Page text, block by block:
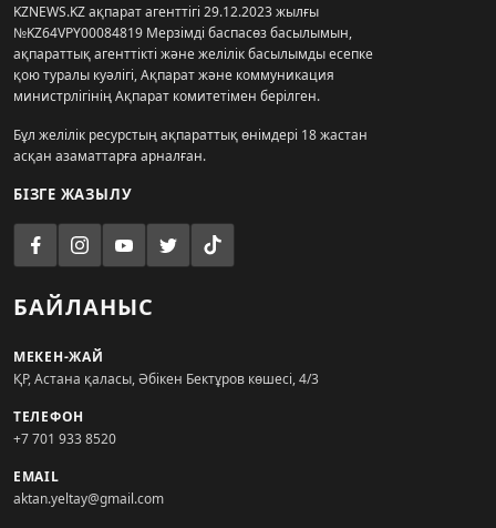
KZNEWS.KZ ақпарат агенттігі 29.12.2023 жылғы
№KZ64VPY00084819 Мерзімді баспасөз басылымын,
ақпараттық агенттікті және желілік басылымды есепке
қою туралы куәлігі, Ақпарат және коммуникация
министрлігінің Ақпарат комитетімен берілген.
Бұл желілік ресурстың ақпараттық өнімдері 18 жастан
асқан азаматтарға арналған.
БІЗГЕ ЖАЗЫЛУ
БАЙЛАНЫС
МЕКЕН-ЖАЙ
ҚР, Астана қаласы, Әбікен Бектұров көшесі, 4/3
ТЕЛЕФОН
+7 701 933 8520
EMAIL
aktan.yeltay@gmail.com